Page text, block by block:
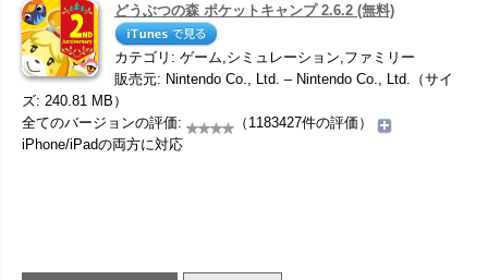
どうぶつの森 ポケットキャンプ 2.6.2 (無料)
カテゴリ: ゲーム,シミュレーション,ファミリー
販売元: Nintendo Co., Ltd. – Nintendo Co., Ltd.（サイ
ズ: 240.81 MB）
全てのバージョンの評価:
（1183427件の評価）
iPhone/iPadの両方に対応